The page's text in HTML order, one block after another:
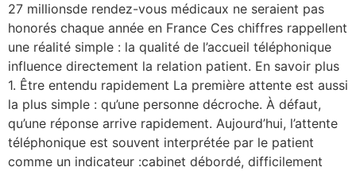
27 millionsde rendez-vous médicaux ne seraient pas
honorés chaque année en France Ces chiffres rappellent
une réalité simple : la qualité de l’accueil téléphonique
influence directement la relation patient. En savoir plus
1. Être entendu rapidement La première attente est aussi
la plus simple : qu’une personne décroche. À défaut,
qu’une réponse arrive rapidement. Aujourd’hui, l’attente
téléphonique est souvent interprétée par le patient
comme un indicateur :cabinet débordé, difficilement